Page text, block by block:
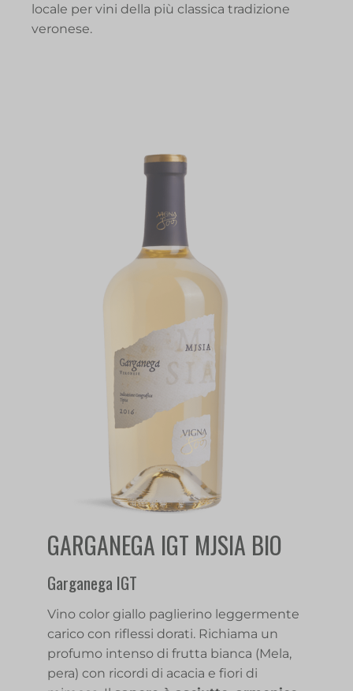
locale per vini della più classica tradizione
veronese.
GARGANEGA IGT MJSIA BIO
Garganega IGT
Vino color giallo paglierino leggermente
carico con riflessi dorati. Richiama un
profumo intenso di frutta bianca (Mela,
pera) con ricordi di acacia e fiori di